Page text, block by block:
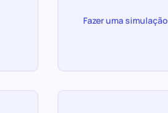
Fazer uma simulação